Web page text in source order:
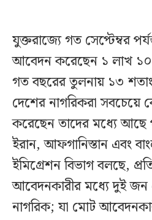
যুক্তরাজ্যে গত সেপ্টেম্বর
আবেদন করেছেন ১ লাখ
গত বছরের তুলনায় ১৩
দেশের নাগরিকরা
করেছেন তাদের মধ্যে আছে
ইরান, আফগানিস্তান এবং
ইমিগ্রেশন বিভাগ বলছে,
আবেদনকারীর মধ্যে দুই
নাগরিক; যা মোট